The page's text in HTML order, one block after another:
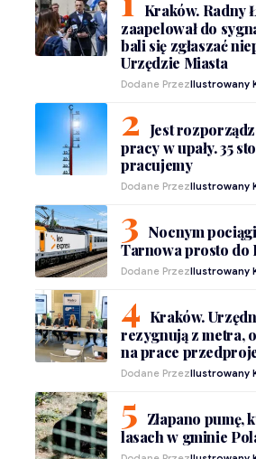
Kraków. Radny
zaapelował do
bali się zgłaszać
Urzędzie Miasta
Dodane PrzezIlustrowany
Jest
pracy w upały. 35
pracujemy
Dodane PrzezIlustrowany
Nocnym
Tarnowa prosto do
Dodane PrzezIlustrowany
Kraków.
rezygnują z metra,
na prace
Dodane PrzezIlustrowany
Złapano pumę,
lasach w gminie